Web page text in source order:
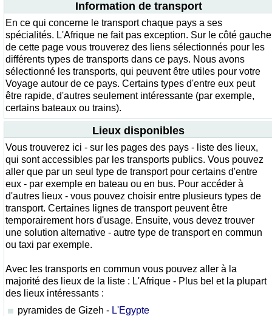
Information de transport
En ce qui concerne le transport chaque pays a ses
spécialités. L'Afrique ne fait pas exception. Sur le côté gauche
de cette page vous trouverez des liens sélectionnés pour les
différents types de transports dans ce pays. Nous avons
sélectionné les transports, qui peuvent être utiles pour votre
Voyage autour de ce pays. Certains types d'entre eux peut
être rapide, d'autres seulement intéressante (par exemple,
certains bateaux ou trains).
Lieux disponibles
Vous trouverez ici - sur les pages des pays - liste des lieux,
qui sont accessibles par les transports publics. Vous pouvez
aller que par un seul type de transport pour certains d'entre
eux - par exemple en bateau ou en bus. Pour accéder à
d'autres lieux - vous pouvez choisir entre plusieurs types de
transport. Certaines lignes de transport peuvent être
temporairement hors d'usage. Ensuite, vous devez trouver
une solution alternative - autre type de transport en commun
ou taxi par exemple.
Avec les transports en commun vous pouvez aller à la
majorité des lieux de la liste : L'Afrique - Plus bel et la plupart
des lieux intéressants :
pyramides de Gizeh - L'Egypte